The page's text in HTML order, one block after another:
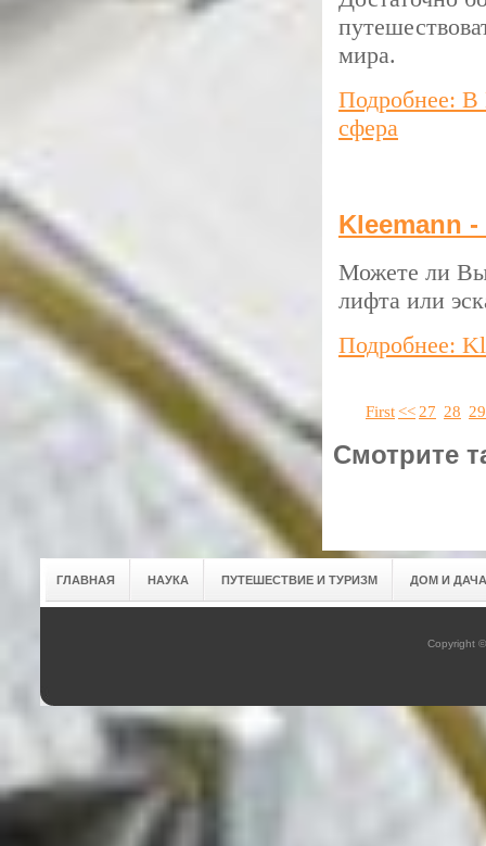
мира.
Подробнее: В
сфера
Kleemann
Можете ли Вы
лифта или
Подробнее:
First<< 27 28 29
Смотрите
ГЛАВНАЯ НАУКА ПУТЕШЕСТВИЕ И ТУРИЗМ ДОМ И ДАЧА
Copyright